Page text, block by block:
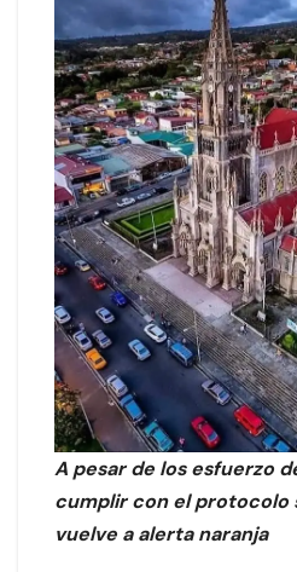
A pesar de los esfuerzo
cumplir con el protocolo
vuelve a alerta naranja